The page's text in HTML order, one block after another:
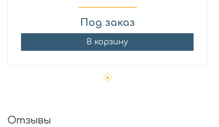
Под заказ
В корзину
Отзывы